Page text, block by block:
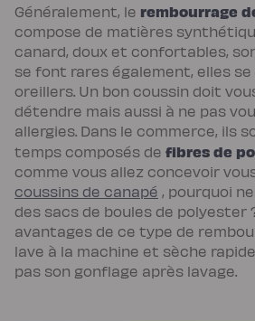
électrique
Lits
et
têtes
de
lit
Lit
tapissier
Lit
scandi
Lit
coffre
Lit
en
bois
Lit
électrique
Lit
boxspring
Couettes
et
oreillers
Généralement, le rembourrage
compose de matières
canard, doux et confortables,
se font rares également, elles
oreillers. Un bon coussin doit
détendre mais aussi à ne pas
allergies. Dans le commerce, ils
temps composés de fibres de
comme vous allez concevoir
coussins de canapé , pourquoi
des sacs de boules de polyester
avantages de ce type de
lave à la machine et sèche
pas son gonflage après lavage.